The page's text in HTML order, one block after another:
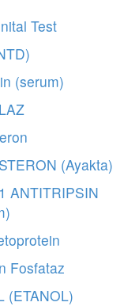
Test
(serum)
(Ayakta)
ANTITRIPSIN
Fosfataz
(ETANOL)